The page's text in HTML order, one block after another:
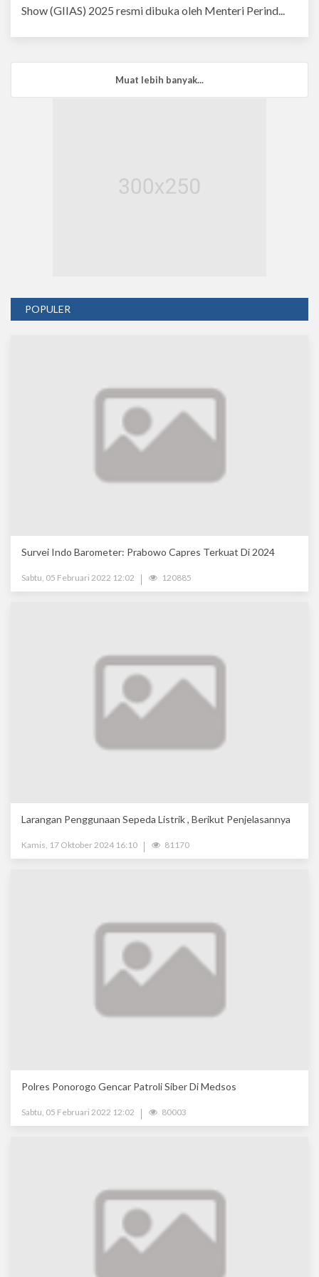
Show (GIIAS) 2025 resmi dibuka oleh Menteri Perind...
Muat lebih banyak...
POPULER
Survei Indo Barometer: Prabowo Capres Terkuat Di 2024
Sabtu, 05 Februari 2022 12:02 120885
Larangan Penggunaan Sepeda Listrik , Berikut Penjelasannya
Kamis, 17 Oktober 2024 16:10 81170
Polres Ponorogo Gencar Patroli Siber Di Medsos
Sabtu, 05 Februari 2022 12:02 80003